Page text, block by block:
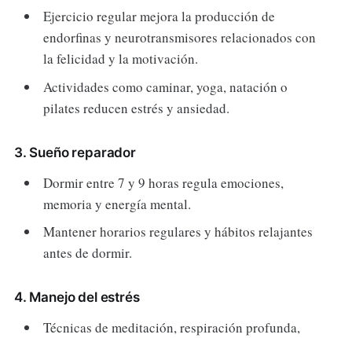
Ejercicio regular mejora la producción de
endorfinas y neurotransmisores relacionados con
la felicidad y la motivación.
Actividades como caminar, yoga, natación o
pilates reducen estrés y ansiedad.
3. Sueño reparador
Dormir entre 7 y 9 horas regula emociones,
memoria y energía mental.
Mantener horarios regulares y hábitos relajantes
antes de dormir.
4. Manejo del estrés
Técnicas de meditación, respiración profunda,